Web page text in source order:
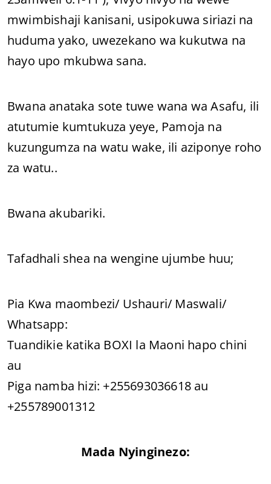
mwimbishaji kanisani, usipokuwa siriazi na
huduma yako, uwezekano wa kukutwa na
hayo upo mkubwa sana.
Bwana anataka sote tuwe wana wa Asafu, ili
atutumie kumtukuza yeye, Pamoja na
kuzungumza na watu wake, ili aziponye roho
za watu..
Bwana akubariki.
Tafadhali shea na wengine ujumbe huu;
Pia Kwa maombezi/ Ushauri/ Maswali/
Whatsapp:
Tuandikie katika BOXI la Maoni hapo chini
au
Piga namba hizi: +255693036618 au
+255789001312
Mada Nyinginezo: